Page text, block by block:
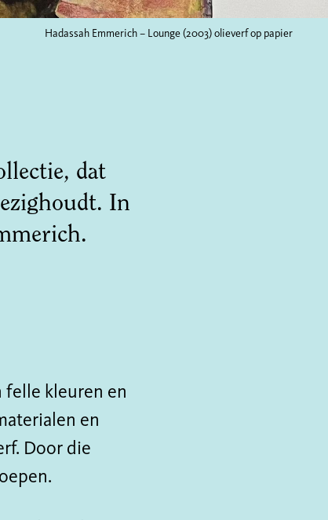
Hadassah Emmerich – Lounge (2003) olieverf op papier
dat
In
felle kleuren en
en
Door die